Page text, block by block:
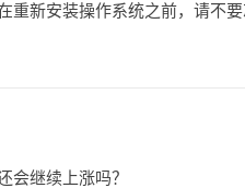
重新安装操作系统之前，请不要
会继续上涨吗？